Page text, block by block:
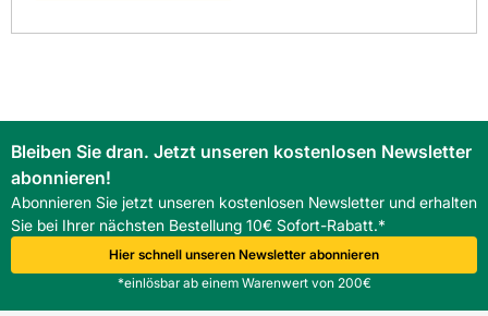
Bleiben Sie dran. Jetzt unseren kostenlosen Newsletter
abonnieren!
Abonnieren Sie jetzt unseren kostenlosen Newsletter und erhalten
Sie bei Ihrer nächsten Bestellung 10€ Sofort-Rabatt.*
Hier schnell unseren Newsletter abonnieren
*einlösbar ab einem Warenwert von 200€